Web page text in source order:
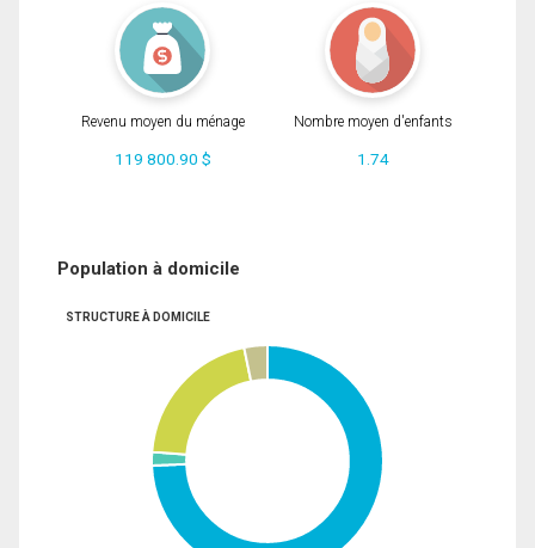
Revenu moyen du ménage
119 800.90 $
Nombre moyen d'enfants
1.74
Population à domicile
STRUCTURE À DOMICILE